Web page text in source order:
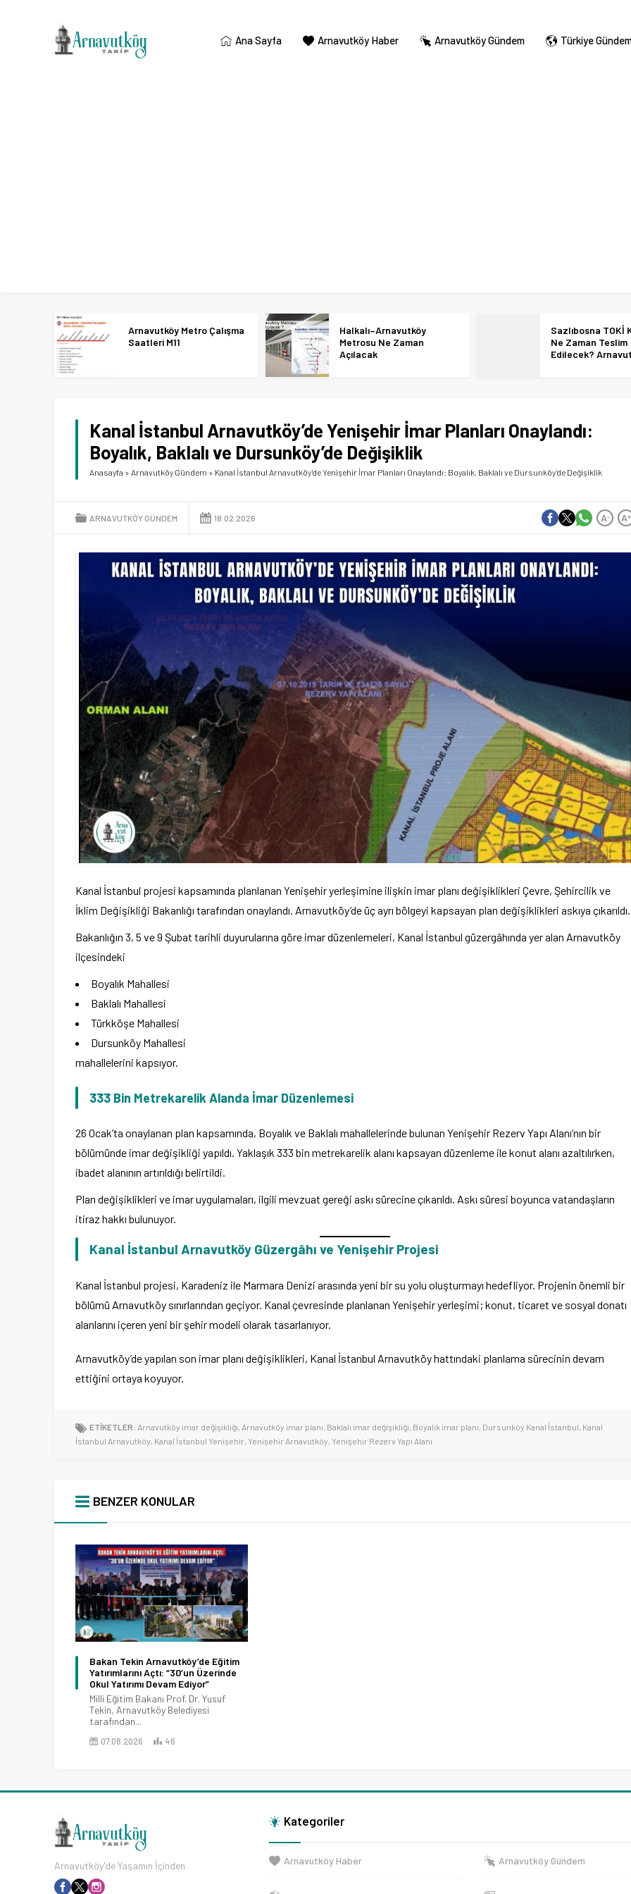
Ana Sayfa Arnavutköy Haber Arnavutköy Gündem Türkiye
Arnavutköy Metro Çalışma
Saatleri M11
Halkalı–Arnavutköy
Metrosu Ne Zaman
Açılacak
Sazlıbosna TOKİ
Ne Zaman Teslim
Edilecek?
Kanal İstanbul Arnavutköy’de Yenişehir İmar Planları Onaylandı:
Boyalık, Baklalı ve Dursunköy’de Değişiklik
Anasayfa » Arnavutköy Gündem » Kanal İstanbul Arnavutköy’de Yenişehir İmar Planları Onaylandı: Boyalık, Baklalı ve Dursunköy’de Değişiklik
ARNAVUTKÖY GÜNDEM 18.02.2026 A+
A-
Kanal İstanbul projesi kapsamında planlanan Yenişehir yerleşimine ilişkin imar planı değişiklikleri Çevre, Şehircilik ve
İklim Değişikliği Bakanlığı tarafından onaylandı. Arnavutköy’de üç ayrı bölgeyi kapsayan plan değişiklikleri askıya çıkarıldı.
Bakanlığın 3, 5 ve 9 Şubat tarihli duyurularına göre imar düzenlemeleri, Kanal İstanbul güzergâhında yer alan Arnavutköy
ilçesindeki
Boyalık Mahallesi
Baklalı Mahallesi
Türkköşe Mahallesi
Dursunköy Mahallesi
mahallelerini kapsıyor.
333 Bin Metrekarelik Alanda İmar Düzenlemesi
26 Ocak’ta onaylanan plan kapsamında, Boyalık ve Baklalı mahallelerinde bulunan Yenişehir Rezerv Yapı Alanı’nın bir
bölümünde imar değişikliği yapıldı. Yaklaşık 333 bin metrekarelik alanı kapsayan düzenleme ile konut alanı azaltılırken,
ibadet alanının artırıldığı belirtildi.
Plan değişiklikleri ve imar uygulamaları, ilgili mevzuat gereği askı sürecine çıkarıldı. Askı süresi boyunca vatandaşların
itiraz hakkı bulunuyor.
Kanal İstanbul Arnavutköy Güzergâhı ve Yenişehir Projesi
Kanal İstanbul projesi, Karadeniz ile Marmara Denizi arasında yeni bir su yolu oluşturmayı hedefliyor. Projenin önemli bir
bölümü Arnavutköy sınırlarından geçiyor. Kanal çevresinde planlanan Yenişehir yerleşimi; konut, ticaret ve sosyal donatı
alanlarını içeren yeni bir şehir modeli olarak tasarlanıyor.
Arnavutköy’de yapılan son imar planı değişiklikleri, Kanal İstanbul Arnavutköy hattındaki planlama sürecinin devam
ettiğini ortaya koyuyor.
ETİKETLER: Arnavutköy imar değişikliği, Arnavutköy imar planı, Baklalı imar değişikliği, Boyalık imar planı, Dursunköy Kanal İstanbul, Kanal
İstanbul Arnavutköy, Kanal İstanbul Yenişehir, Yenişehir Arnavutköy, Yenişehir Rezerv Yapı Alanı
BENZER KONULAR
Bakan Tekin Arnavutköy’de Eğitim
Yatırımlarını Açtı: “30’un Üzerinde
Okul Yatırımı Devam Ediyor”
Milli Eğitim Bakanı Prof. Dr. Yusuf
Tekin, Arnavutköy Belediyesi
tarafından...
07.08.2026 46
Arnavutköy'de Yaşamın İçinden
Kategoriler
Arnavutköy Haber Arnavutköy Gündem